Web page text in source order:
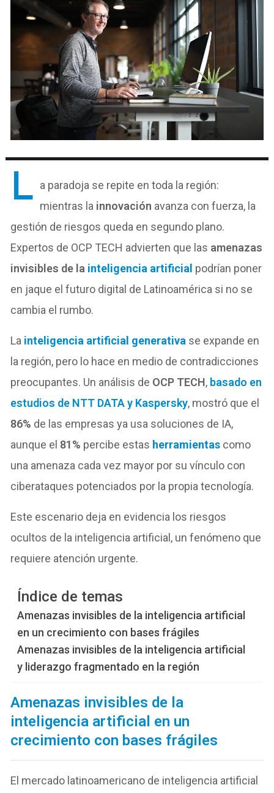
L a paradoja se repite en toda la región:
mientras la innovación avanza con fuerza, la
gestión de riesgos queda en segundo plano.
Expertos de OCP TECH advierten que las amenazas
invisibles de la inteligencia artificial podrían poner
en jaque el futuro digital de Latinoamérica si no se
cambia el rumbo.
La inteligencia artificial generativa se expande en
la región, pero lo hace en medio de contradicciones
preocupantes. Un análisis de OCP TECH, basado en
estudios de NTT DATA y Kaspersky, mostró que el
86% de las empresas ya usa soluciones de IA,
aunque el 81% percibe estas herramientas como
una amenaza cada vez mayor por su vínculo con
ciberataques potenciados por la propia tecnología.
Este escenario deja en evidencia los riesgos
ocultos de la inteligencia artificial, un fenómeno que
requiere atención urgente.
Índice de temas
Amenazas invisibles de la inteligencia artificial
en un crecimiento con bases frágiles
Amenazas invisibles de la inteligencia artificial
y liderazgo fragmentado en la región
Amenazas invisibles de la
inteligencia artificial en un
crecimiento con bases frágiles
El mercado latinoamericano de inteligencia artificial